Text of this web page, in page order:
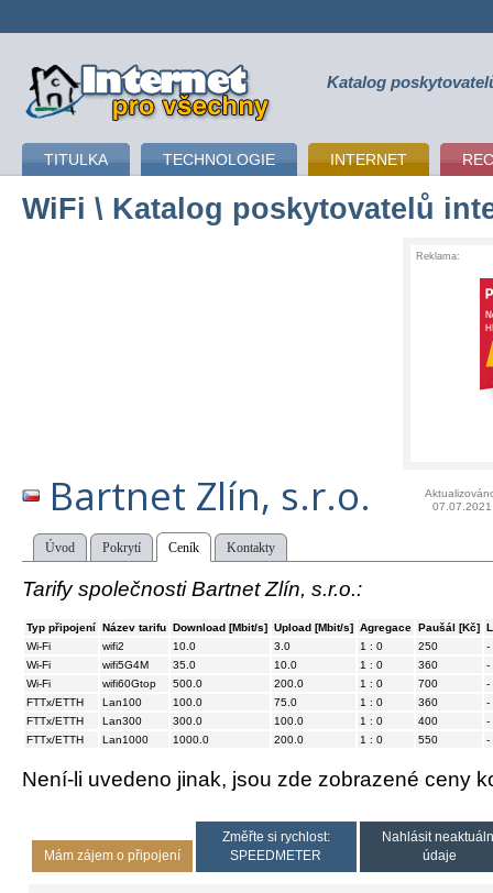
připojení k internetu Katalog
TITULKA TECHNOLOGIE INTERNET
WiFi \ Katalog poskytovatelů
Reklama:
Bartnet Zlín, s.r.o.
07.07.2021
Úvod Pokrytí Ceník Kontakty
Tarify společnosti Bartnet Zlín, s.r.o.:
Typ připojení Název tarifu Download [Mbit/s] Upload [Mbit/s] Agregace Paušál [Kč]
Wi-Fi
wifi2 10.0 3.0 1 : 0 250
-
Wi-Fi
wifi5G4M 35.0 10.0 1 : 0 360
-
Wi-Fi
wifi60Gtop 500.0 200.0 1 : 0 700
-
FTTx/ETTH
Lan100 100.0 75.0 1 : 0 360
-
FTTx/ETTH
Lan300 300.0 100.0 1 : 0 400
-
FTTx/ETTH
Lan1000 1000.0 200.0 1 : 0 550 -
Není-li uvedeno jinak, jsou zde zobrazené ceny
Mám zájem o připojení
Změřte si rychlost:
SPEEDMETER
Nahlásit
údaje